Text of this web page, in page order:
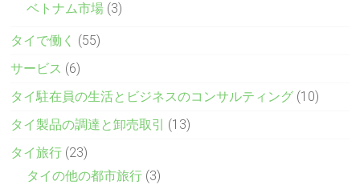
ベトナム市場 (3)
タイで働く (55)
サービス (6)
タイ駐在員の生活とビジネスのコンサルティング (10)
タイ製品の調達と卸売取引
(13)
タイ旅行 (23)
タイの他の都市旅行 (3)